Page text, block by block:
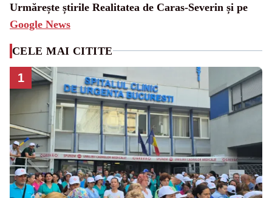
Urmărește știrile Realitatea de Caras-Severin și pe
Google News
CELE MAI CITITE
1